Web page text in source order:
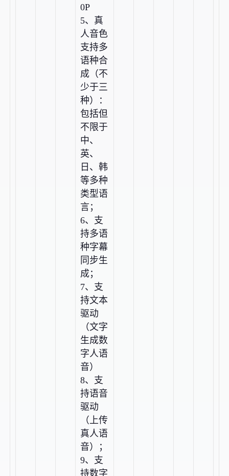
0P
5、真
人音色
支持多
语种合
成（不
少于三
种）：
包括但
不限于
中、
英、
日、韩
等多种
类型语
言；
6、支
持多语
种字幕
同步生
成；
7、支
持文本
驱动
（文字
生成数
字人语
音）
8、支
持语音
驱动
（上传
真人语
音）；
9、支
持数字